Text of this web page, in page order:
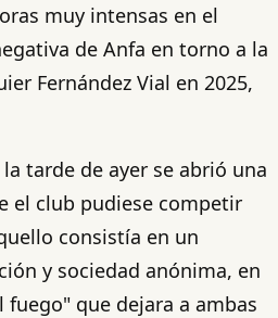
muy intensas en el
de Anfa en torno a la
Fernández Vial en 2025,
tarde de ayer se abrió una
el club pudiese competir
consistía en un
y sociedad anónima, en
fuego" que dejara a ambas